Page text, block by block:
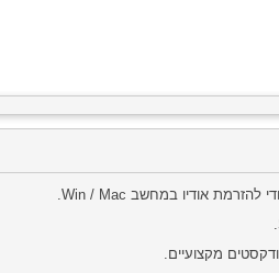
מקצועיים.